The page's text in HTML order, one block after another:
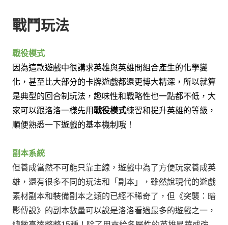
戰鬥玩法
戰役模式
因為這款遊戲中很講求英雄與英雄間組合產生的化學變
化， 甚至比大部分的卡牌遊戲都還更博大精深， 所以就算
是典型的回合制玩法，趣味性和戰略性也一點都不低， 大
家可以跟洛洛一樣先用戰役模式練習和提升英雄的等級，
順便熟悉一下遊戲的基本機制哦！
副本系統
但養成當然不可能只靠主線， 遊戲中為了方便玩家養成英
雄， 還有很多不同的玩法和「副本」， 雖然說現代的遊戲
素材副本和裝備副本之類的已經不稀奇了， 但《突襲：暗
影傳說》的副本數量可以說是洛洛看過最多的遊戲之一，